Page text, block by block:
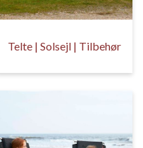
Telte | Solsejl | Tilbehør